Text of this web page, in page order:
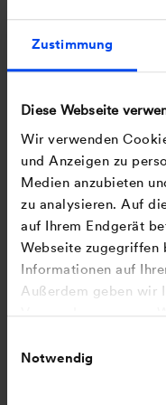
Zustimmung
Diese Webseite
Wir verwenden
und Anzeigen zu
Medien anzubieten
zu analysieren. Auf
auf Ihrem Endgerät
Webseite zugegriffen
Informationen auf
Außerdem geben wir
Partner führen diese
weiteren Daten
Notwendig
Du hast noch mehr
erfüllst nicht alle
freuen uns auf Deine
Deine
JUWI
Bei JUWI erwartet
Arbeitsumfeld.
sorgen dafür, dass Du
Leben integrieren
möglich ist, kannst